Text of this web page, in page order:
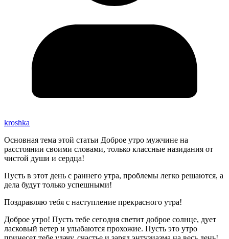
kroshka
Основная тема этой статьи Доброе утро мужчине на
расстоянии своими словами, только классные назидания от
чистой души и сердца!
Пусть в этот день с раннего утра, проблемы легко решаются, а
дела будут только успешными!
Поздравляю тебя с наступление прекрасного утра!
Доброе утро! Пусть тебе сегодня светит доброе солнце, дует
ласковый ветер и улыбаются прохожие. Пусть это утро